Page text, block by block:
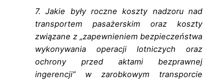
7. Jakie były roczne koszty nadzoru nad
transportem pasażerskim oraz koszty
związane z „zapewnieniem bezpieczeństwa
wykonywania operacji lotniczych oraz
ochrony przed aktami bezprawnej
ingerencji” w zarobkowym transporcie